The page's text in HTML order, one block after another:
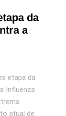
da
a
etapa da
Influenza
atual de